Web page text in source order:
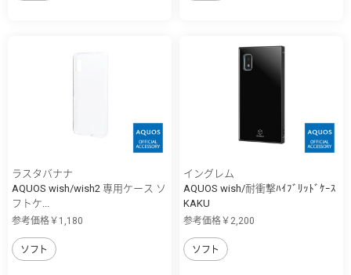
ラスタバナナ
AQUOS wish/wish2 専用ケース ソ
フトケ...
参考価格￥1,180
ソフト
イングレム
AQUOS wish/耐衝撃ﾊｲﾌﾞﾘｯﾄﾞｹｰｽ
KAKU
参考価格￥2,200
ソフト